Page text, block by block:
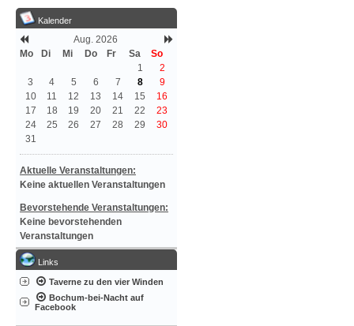
Kalender
Aug. 2026
Mo
Di Mi Do Fr Sa
So
1
2
3
4 5 6 7 8
9
10
11 12 13 14 15
16
17
18 19 20 21 22
23
24
25 26 27 28 29
30
31
Aktuelle Veranstaltungen:
Keine aktuellen Veranstaltungen
Bevorstehende Veranstaltungen:
Keine bevorstehenden
Veranstaltungen
Links
Taverne zu den vier Winden
Bochum-bei-Nacht auf
Facebook